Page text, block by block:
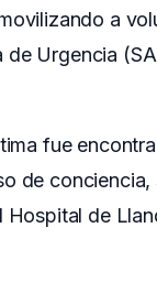
a
Urgencia
fue
de
de